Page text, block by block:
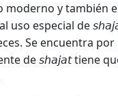
moderno y también
uso especial de
Se encuentra
de shajattiene